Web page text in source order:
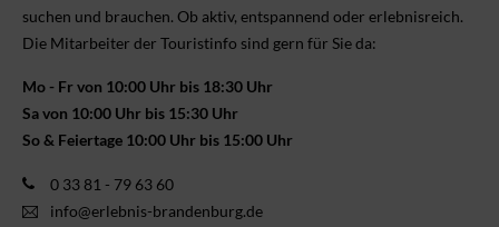
suchen und brauchen. Ob aktiv, ent­spannend oder erlebnis­reich.
Die Mitarbeiter der Touristinfo sind gern für Sie da:
Mo - Fr von 10:00 Uhr bis 18:30 Uhr
Sa von 10:00 Uhr bis 15:30 Uhr
So & Feiertage 10:00 Uhr bis 15:00 Uhr
0 33 81 - 79 63 60
info@erlebnis-brandenburg.de